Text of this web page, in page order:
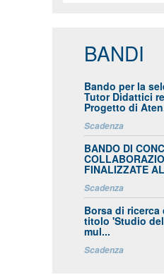
BANDI
Bando per la
Tutor Didattici
Progetto di
Scadenza
BANDO DI
FINALIZZATE
Scadenza
Borsa di ricerca
titolo 'Studio
mul...
Scadenza